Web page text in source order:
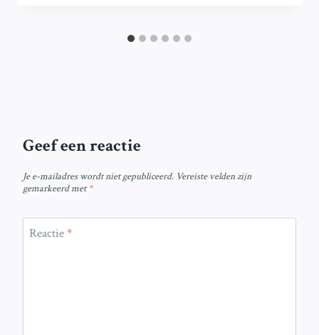
Geef een reactie
Je e-mailadres wordt niet gepubliceerd. Vereiste velden zijn
gemarkeerd met*
Reactie*